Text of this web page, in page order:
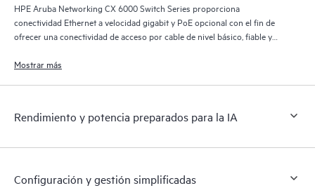
HPE Aruba Networking CX 6000 Switch Series proporciona
conectividad Ethernet a velocidad gigabit y PoE opcional con el fin de
ofrecer una conectividad de acceso por cable de nivel básico, fiable y
Mostrar más
Rendimiento y potencia preparados para la IA
Configuración y gestión simplificadas